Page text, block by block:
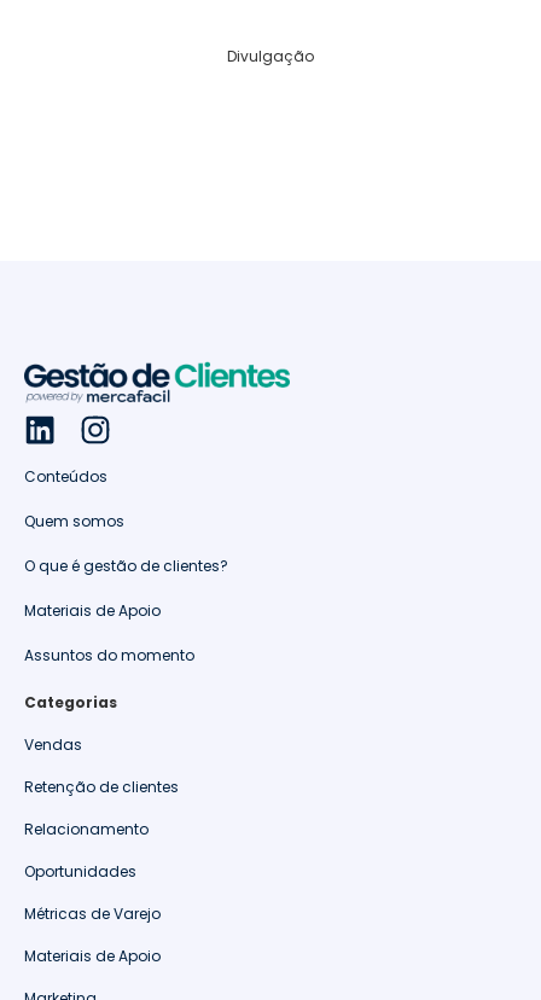
Divulgação
Conteúdos
Quem somos
O que é gestão de clientes?
Materiais de Apoio
Assuntos do momento
Categorias
Vendas
Retenção de clientes
Relacionamento
Oportunidades
Métricas de Varejo
Materiais de Apoio